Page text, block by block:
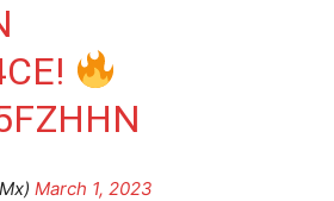
!
March 1, 2023